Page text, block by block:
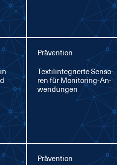
Prävention
Tex­til­in­te­grier­te Sen­so­
ren für Mo­ni­to­ring-An­
wen­dun­gen
Prävention